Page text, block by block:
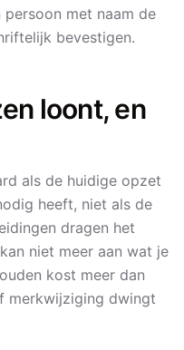
met naam de
bevestigen.
loont, en
als de huidige opzet
heeft, niet als de
dragen het
niet meer aan wat je
kost meer dan
merkwijziging dwingt